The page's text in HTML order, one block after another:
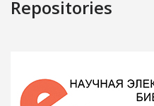
Repositories